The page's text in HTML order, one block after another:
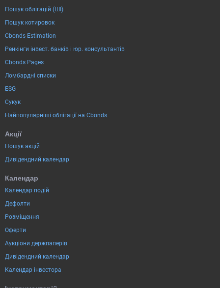
Пошук облігацій (ШІ)
Пошук котировок
Cbonds Estimation
Ренкінги інвест. банків і юр. консультантів
Cbonds Pages
Ломбардні списки
ESG
Сукук
Найпопулярніші облігації на Cbonds
Акції
Пошук акцій
Дивідендний календар
Календар
Календар подій
Дефолти
Розміщення
Оферти
Аукціони держпаперів
Дивідендний календар
Календар інвестора